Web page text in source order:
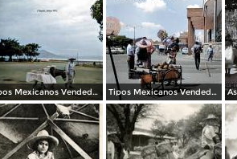
Tipos Mexicanos Vendedor de dulces Chapala, Jalisco 1961. Tipos Mexicanos Vendedor de cocos junto a La terminal camionera Guadalajara, Jalisco 1961